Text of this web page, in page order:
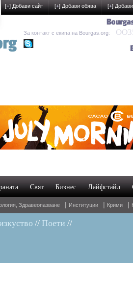
Свят Бизнес Лайфстайл
Здравеопазване | Институции | Крими |
// Поети //
[+] Добави сайт [+] Добави обява [+]
За контакт с екипа на Bourgas.org: